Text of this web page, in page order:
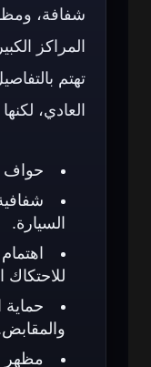
شفافة،
المراكز
تهتم
العادي،
حواف
السيارة.
للاحتكاك
حماية
مظهر